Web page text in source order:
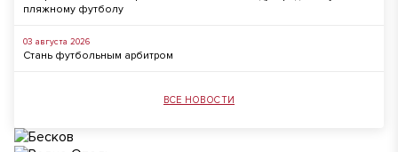
пляжному футболу
03 августа 2026
Стань футбольным арбитром
ВСЕ НОВОСТИ